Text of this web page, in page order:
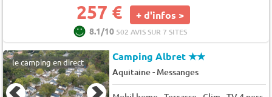
257 € + d'infos >
8.1/10 502 AVIS SUR 7 SITES
le camping en direct Camping Albret★★
Aquitaine- Messanges